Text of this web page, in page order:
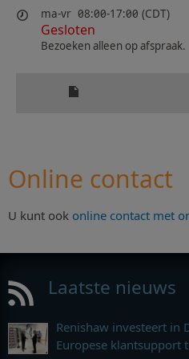
ma-vr 08:00-17:00 (CDT)
Gesloten
Bezoeken alleen op afspraak.
Online contact
U kunt ook online contact met
Laatste nieuws
Renishaw investeert in
Europese klantsupport